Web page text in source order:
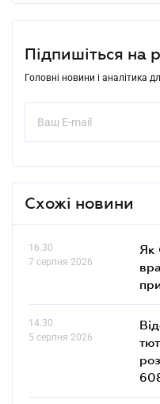
Підпишіться на
Головні новини і аналітика
Схожі новини
16.30
7 серпня 2026
Як
14.30
5 серпня 2026